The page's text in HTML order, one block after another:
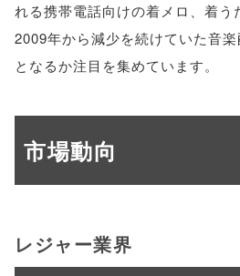
れる携帯電話向けの着メロ、着う
2009年から減少を続けていた音
となるか注目を集めています。
市場動向
レジャー業界